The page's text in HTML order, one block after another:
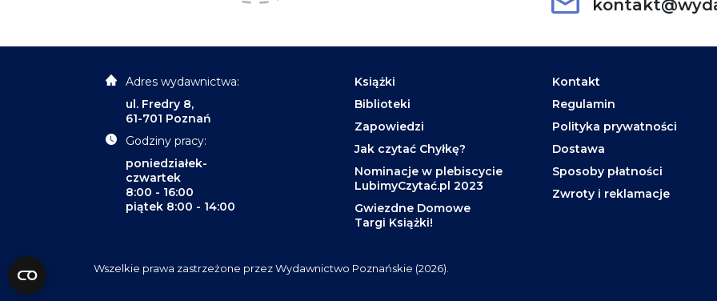
Adres wydawnictwa:
ul. Fredry 8,
61-701 Poznań
Godziny pracy:
poniedziałek-
czwartek
8:00 - 16:00
piątek 8:00 - 14:00
Książki
Biblioteki
Zapowiedzi
Jak czytać Chyłkę?
Nominacje w plebiscycie
LubimyCzytać.pl 2023
Gwiezdne Domowe
Targi Książki!
Kontakt
Regulamin
Polityka prywatności
Dostawa
Sposoby płatności
Zwroty i reklamacje
Wszelkie prawa zastrzeżone przez Wydawnictwo Poznańskie (2026).